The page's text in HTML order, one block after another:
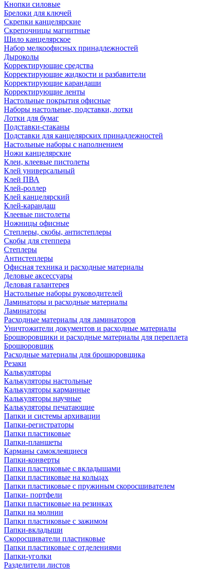
Кнопки силовые
Брелоки для ключей
Скрепки канцелярские
Скрепочницы магнитные
Шило канцелярское
Набор мелкоофисных принадлежностей
Дыроколы
Корректирующие средства
Корректирующие жидкости и разбавители
Корректирующие карандаши
Корректирующие ленты
Настольные покрытия офисные
Наборы настольные, подставки, лотки
Лотки для бумаг
Подставки-стаканы
Подставки для канцелярских принадлежностей
Настольные наборы с наполнением
Ножи канцелярские
Клеи, клеевые пистолеты
Клей универсальный
Клей ПВА
Клей-роллер
Клей канцелярский
Клей-карандаш
Клеевые пистолеты
Ножницы офисные
Степлеры, скобы, антистеплеры
Скобы для степпера
Степлеры
Антистеплеры
Офисная техника и расходные материалы
Деловые аксессуары
Деловая галантерея
Настольные наборы руководителей
Ламинаторы и расходные материалы
Ламинаторы
Расходные материалы для ламинаторов
Уничтожители документов и расходные материалы
Брошюровщики и расходные материалы для переплета
Брошюровщик
Расходные материалы для брошюровщика
Резаки
Калькуляторы
Калькуляторы настольные
Калькуляторы карманные
Калькуляторы научные
Калькуляторы печатающие
Папки и системы архивации
Папки-регистраторы
Папки пластиковые
Папки-планшеты
Карманы самоклеящиеся
Папки-конверты
Папки пластиковые с вкладышами
Папки пластиковые на кольцах
Папки пластиковые с пружиным скоросшивателем
Папки- портфели
Папки пластиковые на резинках
Папки на молнии
Папки пластиковые с зажимом
Папки-вкладыши
Скоросшиватели пластиковые
Папки пластиковые с отделениями
Папки-уголки
Разделители листов